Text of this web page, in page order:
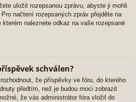
uložit rozepsanou zprávu, abyste ji mohli
načtení rozepsaných zpráv přejděte na
kterém naleznete odkaz na vaše rozepsané
schválen?
že příspěvky ve fóru, do kterého
předtím, než je budou moci zobrazit
že vás administrátor fóra vložil do